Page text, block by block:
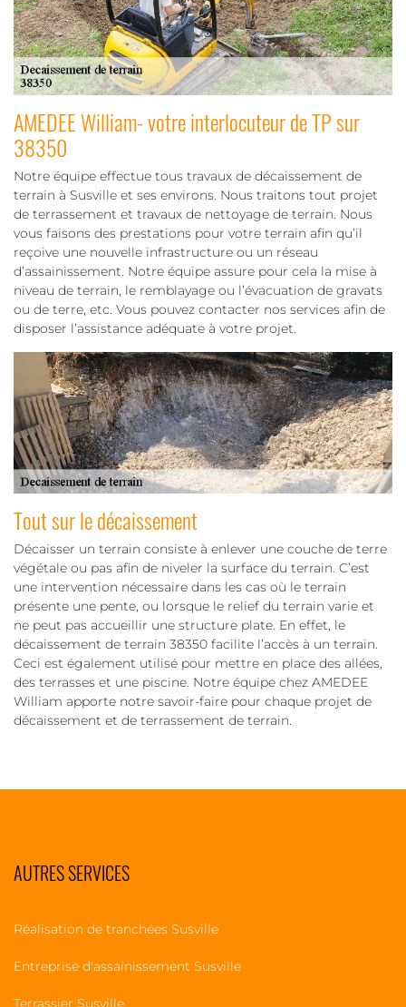
AMEDEE William- votre interlocuteur de TP sur
38350
Notre équipe effectue tous travaux de décaissement de
terrain à Susville et ses environs. Nous traitons tout projet
de terrassement et travaux de nettoyage de terrain. Nous
vous faisons des prestations pour votre terrain afin qu’il
reçoive une nouvelle infrastructure ou un réseau
d’assainissement. Notre équipe assure pour cela la mise à
niveau de terrain, le remblayage ou l’évacuation de gravats
ou de terre, etc. Vous pouvez contacter nos services afin de
disposer l’assistance adéquate à votre projet.
Tout sur le décaissement
Décaisser un terrain consiste à enlever une couche de terre
végétale ou pas afin de niveler la surface du terrain. C’est
une intervention nécessaire dans les cas où le terrain
présente une pente, ou lorsque le relief du terrain varie et
ne peut pas accueillir une structure plate. En effet, le
décaissement de terrain 38350 facilite l’accès à un terrain.
Ceci est également utilisé pour mettre en place des allées,
des terrasses et une piscine. Notre équipe chez AMEDEE
William apporte notre savoir-faire pour chaque projet de
décaissement et de terrassement de terrain.
AUTRES SERVICES
Réalisation de tranchées Susville
Entreprise d'assainissement Susville
Terrassier Susville